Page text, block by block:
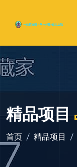
精品项目
首页 精品项目